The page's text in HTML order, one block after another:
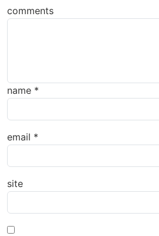
comments
name *
email *
site